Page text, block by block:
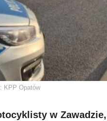
KPP Opatów
w